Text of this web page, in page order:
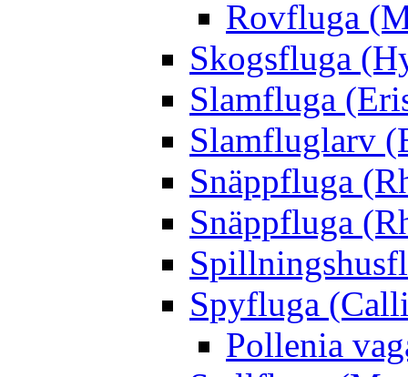
Rovfluga
Skogsfluga
Slamfluga
Slamfluglarv
Snäppfluga
Snäppfluga
Spyfluga
Pollenia